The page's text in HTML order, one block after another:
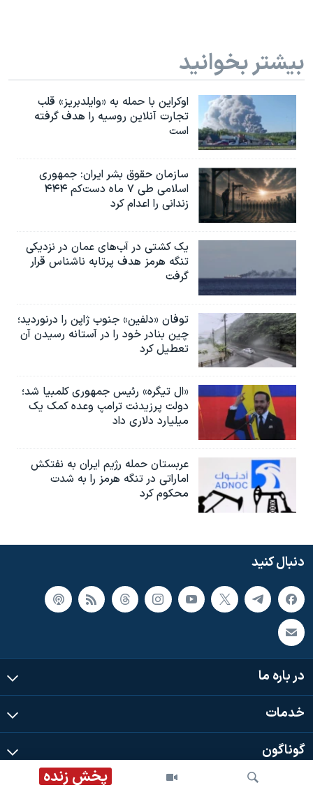
پخش زنده
بیشتر بخوانید
اوکراین با حمله به «وایلدبریز» قلب
تجارت آنلاین روسیه را هدف گرفته
است
سازمان حقوق بشر ایران: جمهوری
اسلامی طی ۷ ماه دست‌کم ۴۴۴
زندانی را اعدام کرد
یک کشتی در آب‌های عمان در نزدیکی
تنگه هرمز هدف پرتابه ناشناس قرار
گرفت
توفان «دلفین» جنوب ژاپن را درنوردید؛
چین بنادر خود را در آستانه رسیدن آن
تعطیل کرد
«ال تیگره» رئیس جمهوری کلمبیا شد؛
دولت پرزیدنت ترامپ وعده کمک یک
میلیارد دلاری داد
عربستان حمله رژیم ایران به نفتکش
اماراتی در تنگه هرمز را به‌ شدت
محکوم کرد
دنبال کنید
در باره ما
خدمات
گوناگون